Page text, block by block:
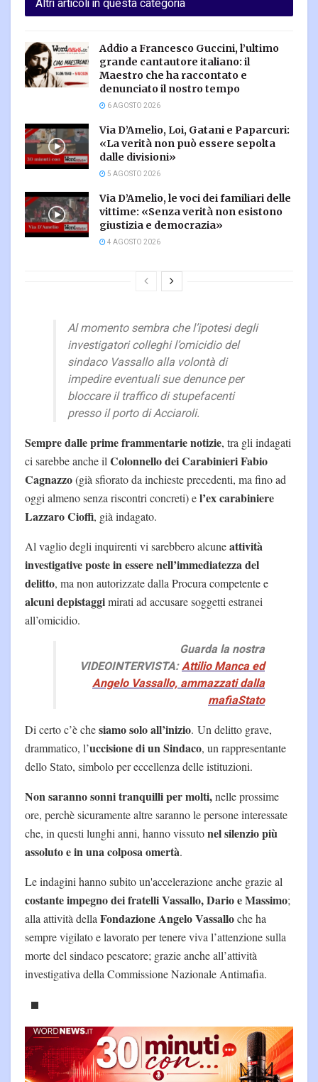
Altri articoli in questa categoria
Addio a Francesco Guccini, l’ultimo
grande cantautore italiano: il
Maestro che ha raccontato e
denunciato il nostro tempo
6 AGOSTO 2026
Via D’Amelio, Loi, Gatani e Paparcuri:
«La verità non può essere sepolta
dalle divisioni»
5 AGOSTO 2026
Via D’Amelio, le voci dei familiari delle
vittime: «Senza verità non esistono
giustizia e democrazia»
4 AGOSTO 2026
Al momento sembra che l’ipotesi degli
investigatori colleghi l’omicidio del
sindaco Vassallo alla volontà di
impedire eventuali sue denunce per
bloccare il traffico di stupefacenti
presso il porto di Acciaroli.
Sempre dalle prime frammentarie notizie, tra gli indagati
ci sarebbe anche il Colonnello dei Carabinieri Fabio
Cagnazzo(già sfiorato da inchieste precedenti, ma fino ad
oggi almeno senza riscontri concreti) el’ex carabiniere
Lazzaro Cioffi, già indagato.
Al vaglio degli inquirenti vi sarebbero alcuneattività
investigative poste in essere nell’immediatezza del
delitto, ma non autorizzate dalla Procura competente e
alcuni depistaggimirati ad accusare soggetti estranei
all’omicidio.
Guarda la nostra
VIDEOINTERVISTA:Attilio Manca ed
Angelo Vassallo, ammazzati dalla
mafiaStato
Di certo c’è chesiamo solo all’inizio. Un delitto grave,
drammatico, l’uccisione di un Sindaco, un rappresentante
dello Stato, simbolo per eccellenza delle istituzioni.
Non saranno sonni tranquilli per molti,nelle prossime
ore, perchè sicuramente altre saranno le persone interessate
che, in questi lunghi anni, hanno vissutonel silenzio più
assoluto e in una colposa omertà.
Le indagini hanno subito un'accelerazione anche grazie al
costante impegno dei fratelli Vassallo, Dario e Massimo;
alla attività della Fondazione Angelo Vassalloche ha
sempre vigilato e lavorato per tenere viva l’attenzione sulla
morte del sindaco pescatore; grazie anche all’attività
investigativa della Commissione Nazionale Antimafia.